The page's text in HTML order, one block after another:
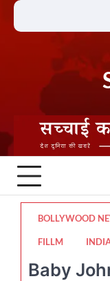
Skip
BOLLYWOOD
FILLM
Baby